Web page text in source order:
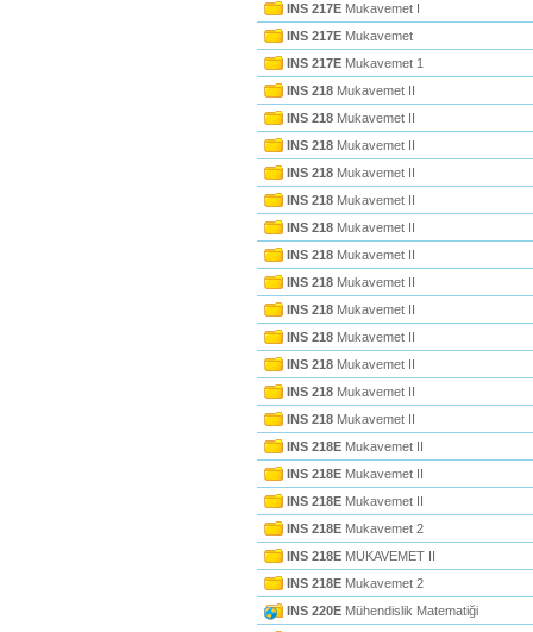
INS 217E Mukavemet I
INS 217E Mukavemet
INS 217E Mukavemet 1
INS 218 Mukavemet II
INS 218 Mukavemet II
INS 218 Mukavemet II
INS 218 Mukavemet II
INS 218 Mukavemet II
INS 218 Mukavemet II
INS 218 Mukavemet II
INS 218 Mukavemet II
INS 218 Mukavemet II
INS 218 Mukavemet II
INS 218 Mukavemet II
INS 218 Mukavemet II
INS 218 Mukavemet II
INS 218E Mukavemet II
INS 218E Mukavemet II
INS 218E Mukavemet II
INS 218E Mukavemet 2
INS 218E MUKAVEMET II
INS 218E Mukavemet 2
INS 220E Mühendislik Matematiği